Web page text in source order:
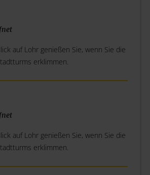
auf Lohr genießen Sie, wenn Sie die
erklimmen.
auf Lohr genießen Sie, wenn Sie die
erklimmen.